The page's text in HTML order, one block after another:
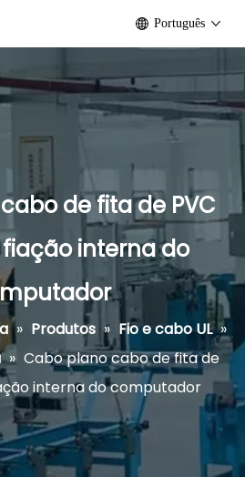
Português
de fita de PVC
fiação interna do
» Produtos » Fio e cabo UL »
» Cabo plano cabo de fita de
interna do computador